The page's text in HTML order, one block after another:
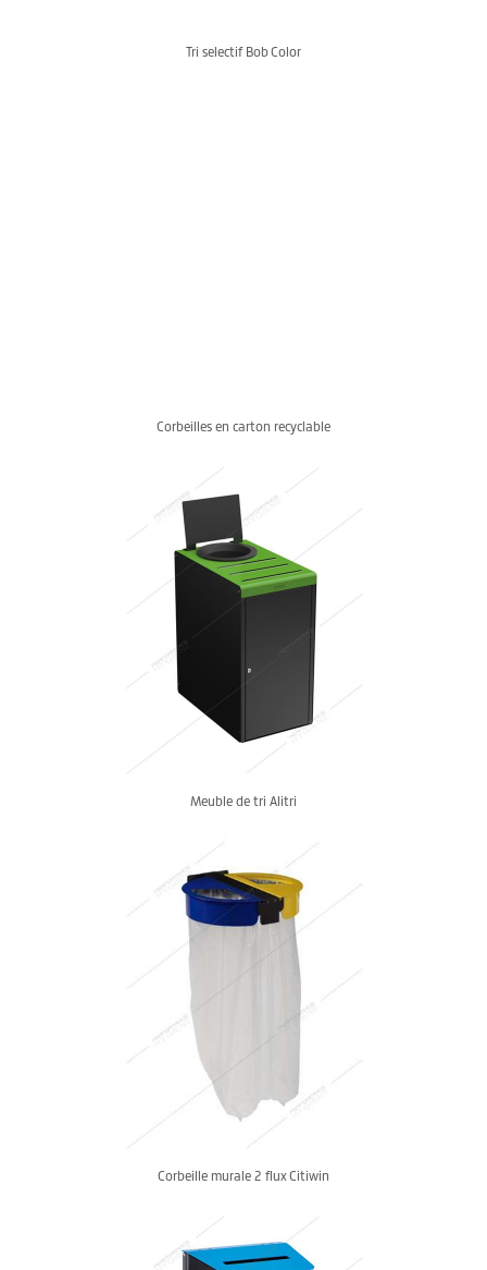
Tri selectif Bob Color
Corbeilles en carton recyclable
Meuble de tri Alitri
Corbeille murale 2 flux Citiwin